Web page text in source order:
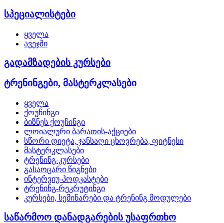
სპეციალისტები
ყველა
ავეჯში
გადამზადების კურსები
ტრენინგები, მასტერკლასები
ყველა
ქოუჩინგი
ბიზნეს ქოუჩინგი
ლოიალური ბარათის-აქციები
სწორი დიეტა, ჯანსაღი ცხოვრება, ფიტნესი
მასტერკლასები
ტრენინგ-კურსები
გასაოცარი წიგნები
ინტერვიუ-პოდკასტები
ტრენინგ-რეკრუტინგი
კურსები, სემინარები და ტრენინგ მოდულები
საწარმოო დანადგარების უსაფრთხო